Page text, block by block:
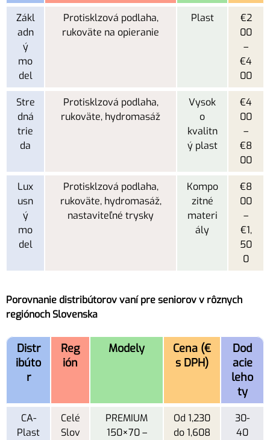
Zákl
adn
ý
mo
del
Protisklzová podlaha,
rukoväte na opieranie
Plast
€2
00
–
€4
00
Stre
dná
trie
da
Protisklzová podlaha,
rukoväte, hydromasáž
Vysok
o
kvalitn
ý plast
€4
00
–
€8
00
Lux
usn
ý
mo
del
Protisklzová podlaha,
rukoväte, hydromasáž,
nastaviteľné trysky
Kompo
zitné
materi
ály
€8
00
–
€1,
50
0
Porovnanie distribútorov vaní pre seniorov v rôznych
regiónoch Slovenska
Distr
ibúto
r
Reg
ión
Modely
Cena (€
s DPH)
Dod
acie
leho
ty
CA-
Plast
Celé
Slov
PREMIUM
150×70 –
Od 1,230
do 1,608
30-
40